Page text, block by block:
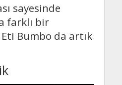
sayesinde
farklı bir
Bumbo da artık